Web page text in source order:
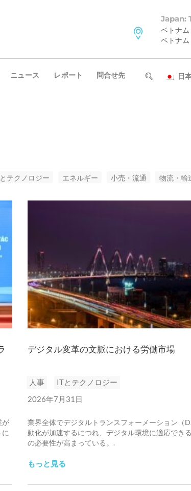
Japan:
ベトナム
ベトナ
ニュース レポート 問合せ先 日
テクノロジー エネルギー 小売・流通 物流・輸
が
デジタル変革の文脈における労働市場
人事
ITとテクノロジー
2026年7月31日
業界全体でデジタルトランスフォーメーション（
動化が加速するにつれ、デジタル環境に適応でき
の必要性が高まっている。.
もっと見る
ニュースレターを購読する